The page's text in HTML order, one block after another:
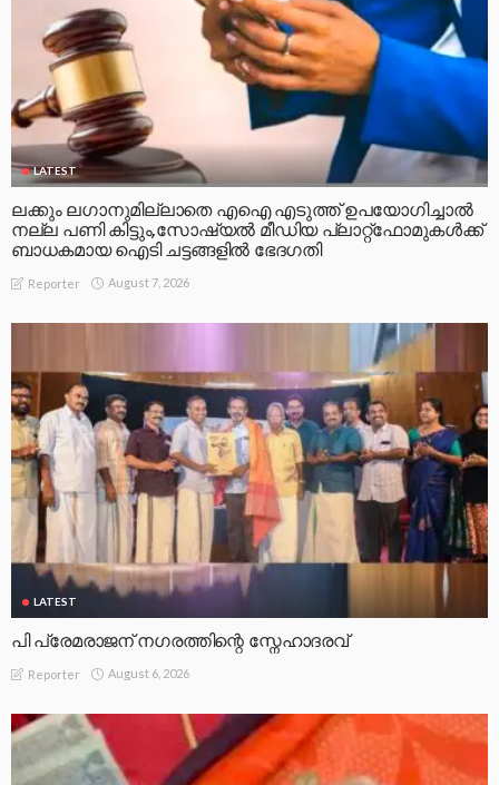
LATEST
ലക്കും ലഗാനുമില്ലാതെ എഐ എടുത്ത് ഉപയോഗിച്ചാല്‍
നല്ല പണി കിട്ടും,സോഷ്യല്‍ മീഡിയ പ്ലാറ്റ്‌ഫോമുകള്‍ക്ക്
ബാധകമായ ഐടി ചട്ടങ്ങളില്‍ ഭേദഗതി
Reporter August 7, 2026
LATEST
പി പ്രേമരാജന് നഗരത്തിന്റെ സ്നേഹാദരവ്
Reporter August 6, 2026